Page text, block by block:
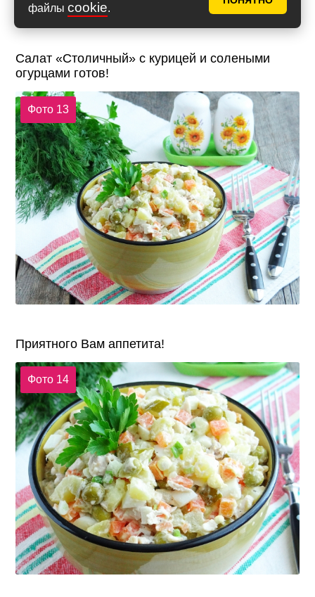
файлы cookie.
Салат «Столичный» с курицей и солеными
огурцами готов!
Фото 13
Приятного Вам аппетита!
Фото 14